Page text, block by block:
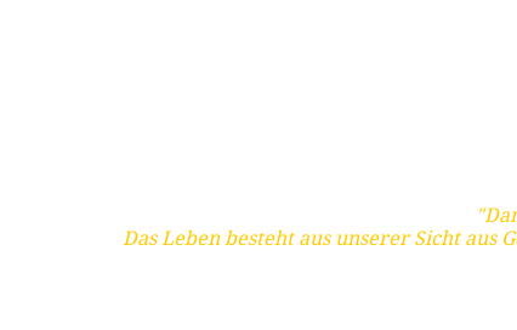
Das Leben besteht aus unserer Sicht